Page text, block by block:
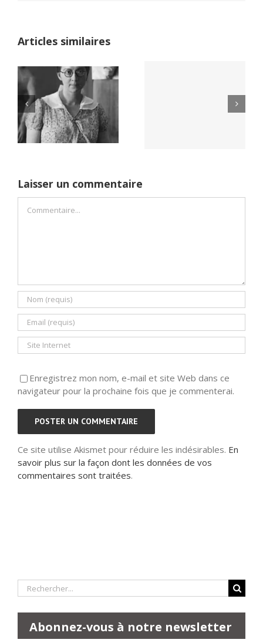
Articles similaires
Netflix Field of
Dreams (1989)
Yaïr Golan : une
Laisser un commentaire
Enregistrez mon nom, e-mail et site Web dans ce
navigateur pour la prochaine fois que je commenterai.
Ce site utilise Akismet pour réduire les indésirables. En
savoir plus sur la façon dont les données de vos
commentaires sont traitées.
Rechercher:
Abonnez-vous à notre newsletter